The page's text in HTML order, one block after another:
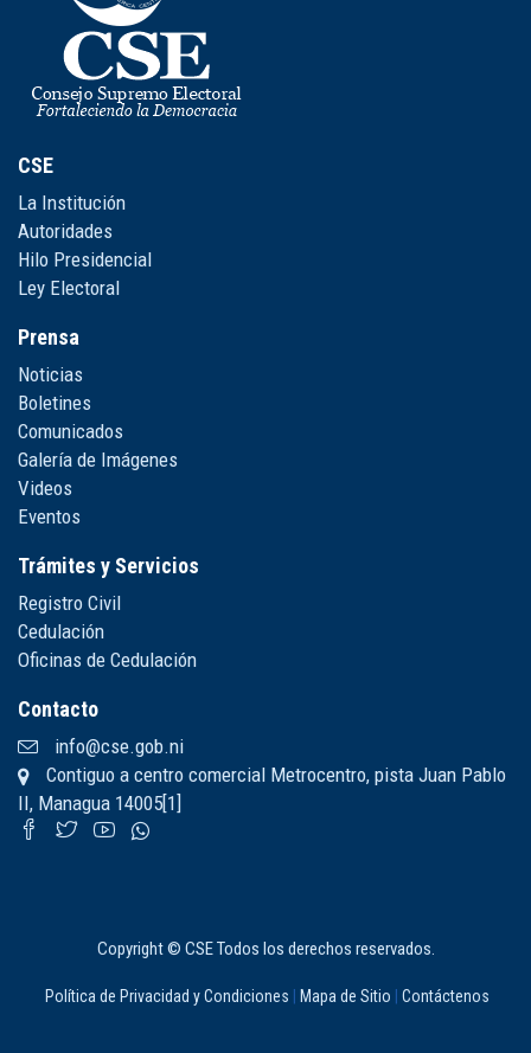
CSE
La Institución
Autoridades
Hilo Presidencial
Ley Electoral
Prensa
Noticias
Boletines
Comunicados
Galería de Imágenes
Videos
Eventos
Trámites y Servicios
Registro Civil
Cedulación
Oficinas de Cedulación
Contacto
info@cse.gob.ni
Contiguo a centro comercial Metrocentro, pista Juan Pablo
II, Managua 14005[1]
Copyright © CSE Todos los derechos reservados.
Política de Privacidad y Condiciones Mapa de Sitio Contáctenos